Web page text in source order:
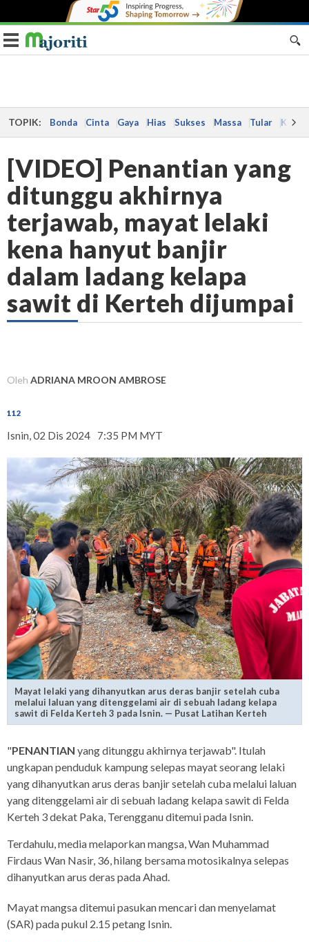
Toggle navigation
TOPIK: Bonda Cinta Gaya Hias Sukses Massa Tular Kes
[VIDEO] Penantian yang
ditunggu akhirnya
terjawab, mayat lelaki
kena hanyut banjir
dalam ladang kelapa
sawit di Kerteh dijumpai
Oleh ADRIANA MROON AMBROSE
112
Isnin, 02 Dis 2024 7:35 PM MYT
Mayat lelaki yang dihanyutkan arus deras banjir setelah cuba
melalui laluan yang ditenggelami air di sebuah ladang kelapa
sawit di Felda Kerteh 3 pada Isnin. — Pusat Latihan Kerteh
"PENANTIAN yang ditunggu akhirnya terjawab". Itulah
ungkapan penduduk kampung selepas mayat seorang lelaki
yang dihanyutkan arus deras banjir setelah cuba melalui laluan
yang ditenggelami air di sebuah ladang kelapa sawit di Felda
Kerteh 3 dekat Paka, Terengganu ditemui pada Isnin.
Terdahulu, media melaporkan mangsa, Wan Muhammad
Firdaus Wan Nasir, 36, hilang bersama motosikalnya selepas
dihanyutkan arus deras pada Ahad.
Mayat mangsa ditemui pasukan mencari dan menyelamat
(SAR) pada pukul 2.15 petang Isnin.